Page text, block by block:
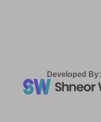
Developed By: